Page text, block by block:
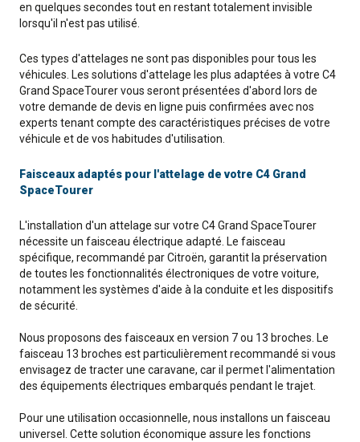
en quelques secondes tout en restant totalement invisible
lorsqu'il n'est pas utilisé.
Ces types d'attelages ne sont pas disponibles pour tous les
véhicules. Les solutions d'attelage les plus adaptées à votre C4
Grand SpaceTourer vous seront présentées d'abord lors de
votre demande de devis en ligne puis confirmées avec nos
experts tenant compte des caractéristiques précises de votre
véhicule et de vos habitudes d'utilisation.
Faisceaux adaptés pour l'attelage de votre C4 Grand
SpaceTourer
L'installation d'un attelage sur votre C4 Grand SpaceTourer
nécessite un faisceau électrique adapté. Le faisceau
spécifique, recommandé par Citroën, garantit la préservation
de toutes les fonctionnalités électroniques de votre voiture,
notamment les systèmes d'aide à la conduite et les dispositifs
de sécurité.
Nous proposons des faisceaux en version 7 ou 13 broches. Le
faisceau 13 broches est particulièrement recommandé si vous
envisagez de tracter une caravane, car il permet l'alimentation
des équipements électriques embarqués pendant le trajet.
Pour une utilisation occasionnelle, nous installons un faisceau
universel. Cette solution économique assure les fonctions